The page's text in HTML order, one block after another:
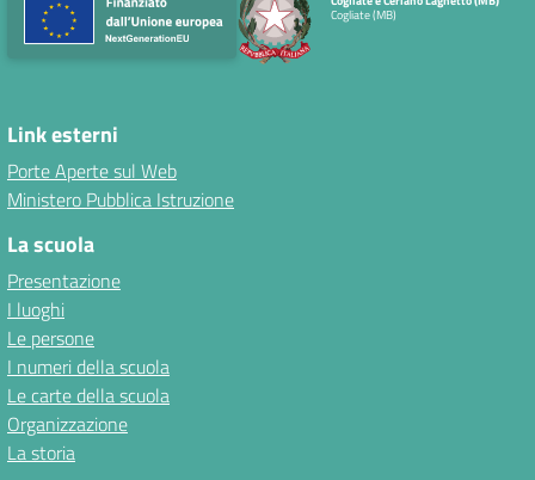
Cogliate (MB)
Link esterni
Porte Aperte sul Web
Ministero Pubblica Istruzione
La scuola
Presentazione
I luoghi
Le persone
I numeri della scuola
Le carte della scuola
Organizzazione
La storia